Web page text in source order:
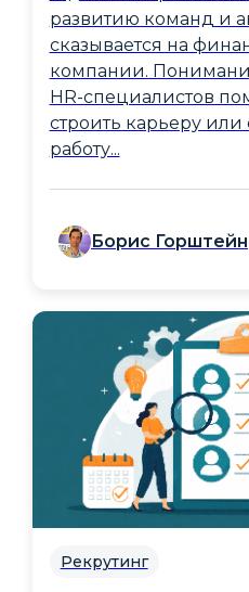
развитию команд и
сказывается на
компании.
HR-специалистов
строить карьеру
работу...
Борис Горштейн
Рекрутинг